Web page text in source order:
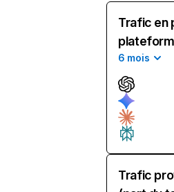
Trafic en
6 mois
Trafic